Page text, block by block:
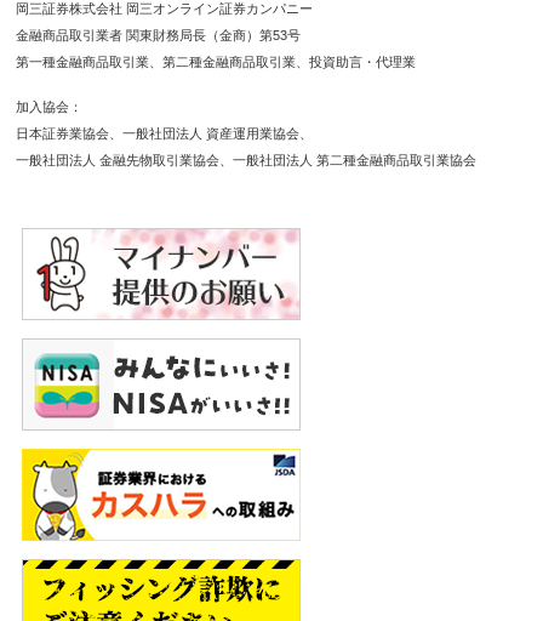
岡三証券株式会社 岡三オンライン証券カンパニー
金融商品取引業者 関東財務局長（金商）第53号
第一種金融商品取引業
第二種金融商品取引業 投資助言・代理業
加入協会
日本証券業協会
一般社団法人 資産運用業協会
一般社団法人 金融先物取引業協会
一般社団法人 第二種金融商品取引業協会